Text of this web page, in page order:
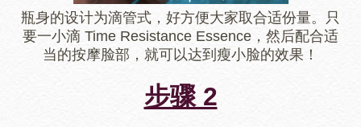
瓶身的设计为滴管式，好方便大家取合适份量。只
要一小滴 Time Resistance Essence，然后配合适
当的按摩脸部，就可以达到瘦小脸的效果！
步骤 2